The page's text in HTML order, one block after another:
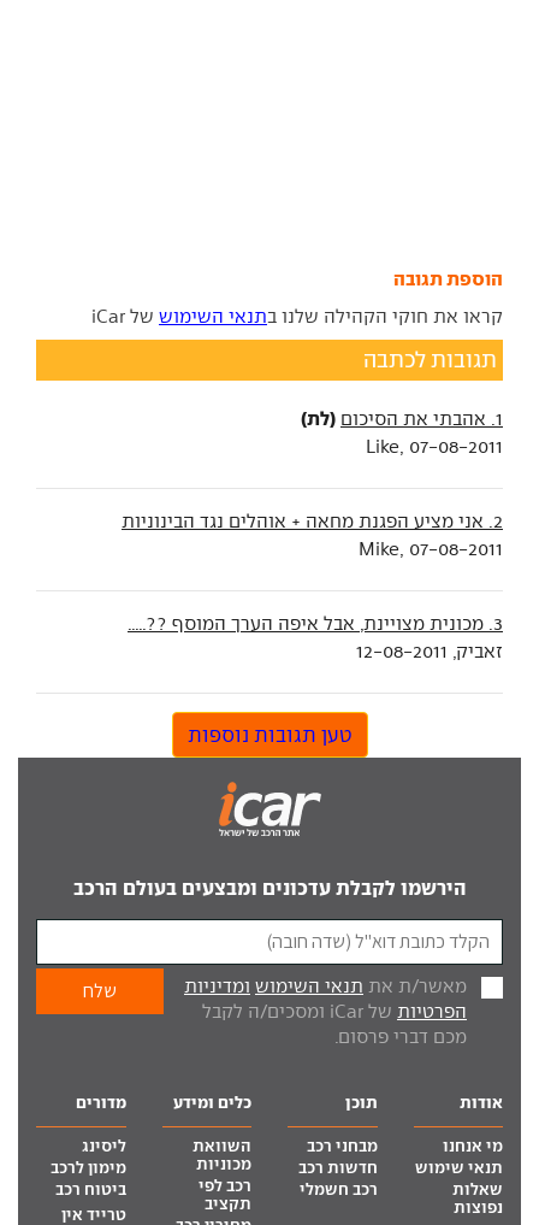
הוספת תגובה
קראו את חוקי הקהילה שלנו בתנאי השימוש של iCar
תגובות לכתבה
1. אהבתי את הסיכום (לת)
Like, 07-08-2011
2. אני מציע הפגנת מחאה + אוהלים נגד הבינוניות
Mike, 07-08-2011
3. מכונית מצויינת, אבל איפה הערך המוסף ??.....
זאביק, 12-08-2011
טען תגובות נוספות
הירשמו לקבלת עדכונים ומבצעים בעולם הרכב
מאשר/ת את תנאי השימוש ומדיניות
הפרטיות
של iCar ומסכים/ה לקבל
מכם דברי פרסום.
אודות
מי אנחנו
תנאי שימוש
שאלות
נפוצות
תוכן
מבחני רכב
חדשות רכב
רכב חשמלי
כלים ומידע
השוואת
מכוניות
רכב לפי
תקציב
מדורים
ליסינג
מימון לרכב
ביטוח רכב
טרייד אין